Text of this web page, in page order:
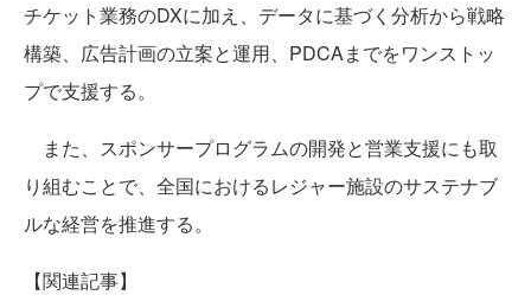
チケット業務のDXに加え、データに基づく分析から戦略
構築、広告計画の立案と運用、PDCAまでをワンストッ
プで支援する。
また、スポンサープログラムの開発と営業支援にも取
り組むことで、全国におけるレジャー施設のサステナブ
ルな経営を推進する。
【関連記事】